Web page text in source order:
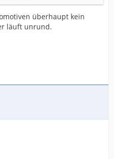
überhaupt kein
läuft unrund.